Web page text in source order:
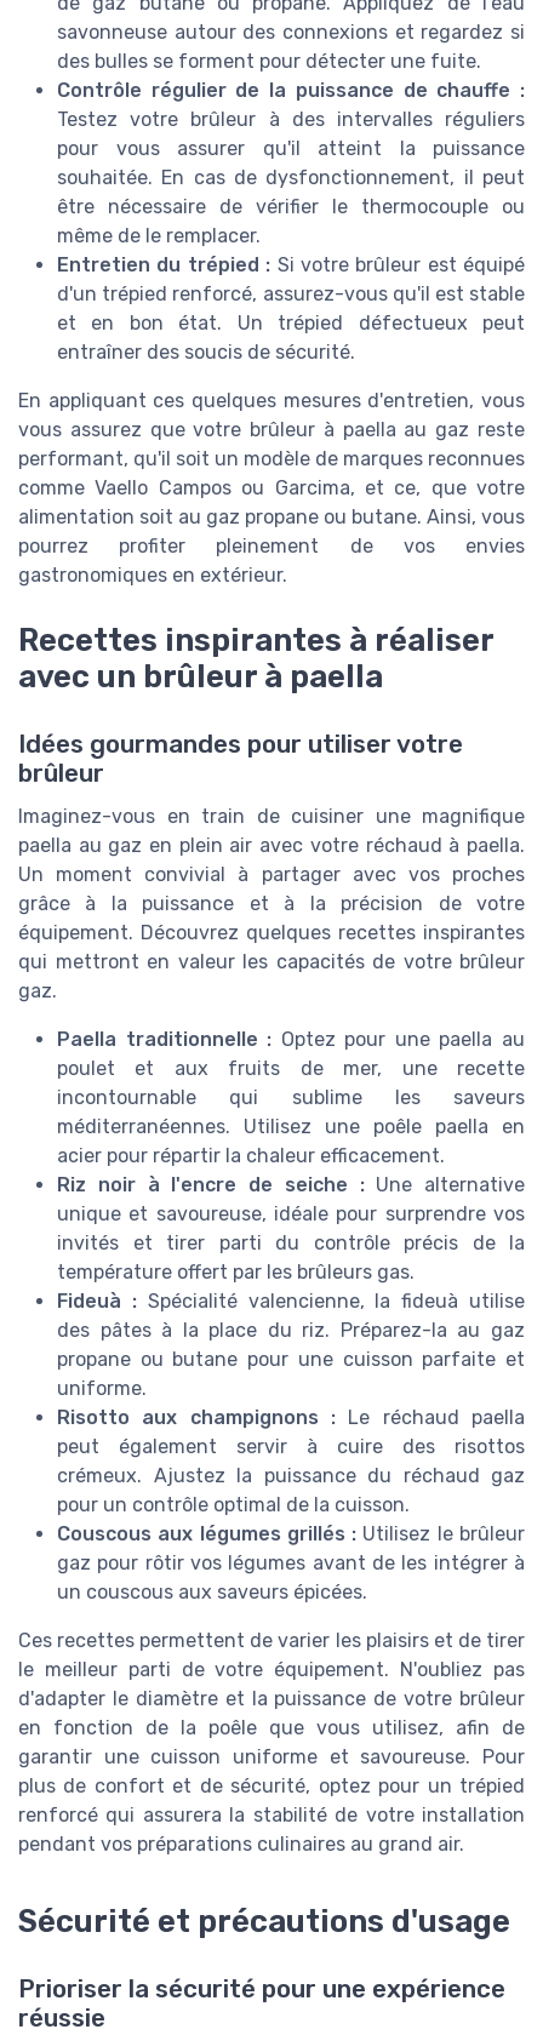
savonneuse autour des connexions et regardez si
des bulles se forment pour détecter une fuite.
Contrôle régulier de la puissance de chauffe :
Testez votre brûleur à des intervalles réguliers
pour vous assurer qu'il atteint la puissance
souhaitée. En cas de dysfonctionnement, il peut
être nécessaire de vérifier le thermocouple ou
même de le remplacer.
Entretien du trépied : Si votre brûleur est équipé
d'un trépied renforcé, assurez-vous qu'il est stable
et en bon état. Un trépied défectueux peut
entraîner des soucis de sécurité.
En appliquant ces quelques mesures d'entretien, vous
vous assurez que votre brûleur à paella au gaz reste
performant, qu'il soit un modèle de marques reconnues
comme Vaello Campos ou Garcima, et ce, que votre
alimentation soit au gaz propane ou butane. Ainsi, vous
pourrez profiter pleinement de vos envies
gastronomiques en extérieur.
Recettes inspirantes à réaliser
avec un brûleur à paella
Idées gourmandes pour utiliser votre
brûleur
Imaginez-vous en train de cuisiner une magnifique
paella au gaz en plein air avec votre réchaud à paella.
Un moment convivial à partager avec vos proches
grâce à la puissance et à la précision de votre
équipement. Découvrez quelques recettes inspirantes
qui mettront en valeur les capacités de votre brûleur
gaz.
Paella traditionnelle : Optez pour une paella au
poulet et aux fruits de mer, une recette
incontournable qui sublime les saveurs
méditerranéennes. Utilisez une poêle paella en
acier pour répartir la chaleur efficacement.
Riz noir à l'encre de seiche :Une alternative
unique et savoureuse, idéale pour surprendre vos
invités et tirer parti du contrôle précis de la
température offert par les brûleurs gas.
Fideuà :Spécialité valencienne, la fideuà utilise
des pâtes à la place du riz. Préparez-la au gaz
propane ou butane pour une cuisson parfaite et
uniforme.
Risotto aux champignons : Le réchaud paella
peut également servir à cuire des risottos
crémeux. Ajustez la puissance du réchaud gaz
pour un contrôle optimal de la cuisson.
Couscous aux légumes grillés : Utilisez le brûleur
gaz pour rôtir vos légumes avant de les intégrer à
un couscous aux saveurs épicées.
Ces recettes permettent de varier les plaisirs et de tirer
le meilleur parti de votre équipement. N'oubliez pas
d'adapter le diamètre et la puissance de votre brûleur
en fonction de la poêle que vous utilisez, afin de
garantir une cuisson uniforme et savoureuse. Pour
plus de confort et de sécurité, optez pour un trépied
renforcé qui assurera la stabilité de votre installation
pendant vos préparations culinaires au grand air.
Sécurité et précautions d'usage
Prioriser la sécurité pour une expérience
réussie